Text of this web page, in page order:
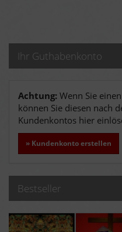
Ihr Guthabenkonto
Achtung: Wenn Sie
können Sie diesen nach
Kundenkontos hier
» Kundenkonto erstellen
Bestseller